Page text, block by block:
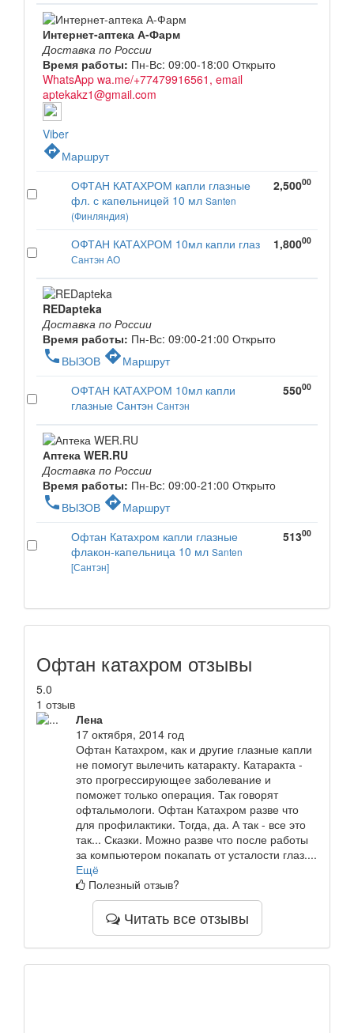
Интернет-аптека А-Фарм
Доставка по России
Время работы: Пн-Вс: 09:00-18:00 Открыто
WhatsApp wa.me/+77479916561, email
aptekakz1@gmail.com
Viber
directionsМаршрут
ОФТАН КАТАХРОМ капли глазные
фл. с капельницей 10 мл Santen
(Финляндия)
2,50000
ОФТАН КАТАХРОМ 10мл капли глаз
Сантэн АО
1,80000
REDapteka
Доставка по России
Время работы: Пн-Вс: 09:00-21:00 Открыто
phone ВЫЗОВ directionsМаршрут
ОФТАН КАТАХРОМ 10мл капли
глазные Сантэн Сантэн
55000
Аптека WER.RU
Доставка по России
Время работы: Пн-Вс: 09:00-21:00 Открыто
phone ВЫЗОВ directionsМаршрут
Офтан Катахром капли глазные
флакон-капельница 10 мл Santen
[Сантэн]
51300
Офтан катахром отзывы
5.0
1 отзыв
Лена
17 октября, 2014 год
Офтан Катахром, как и другие глазные капли
не помогут вылечить катаракту. Катаракта -
это прогрессирующее заболевание и
поможет только операция. Так говорят
офтальмологи. Офтан Катахром разве что
для профилактики. Тогда, да. А так - все это
так... Сказки. Можно разве что после работы
за компьютером покапать от усталости глаз....
Ещё
Полезный отзыв?
Читать все отзывы